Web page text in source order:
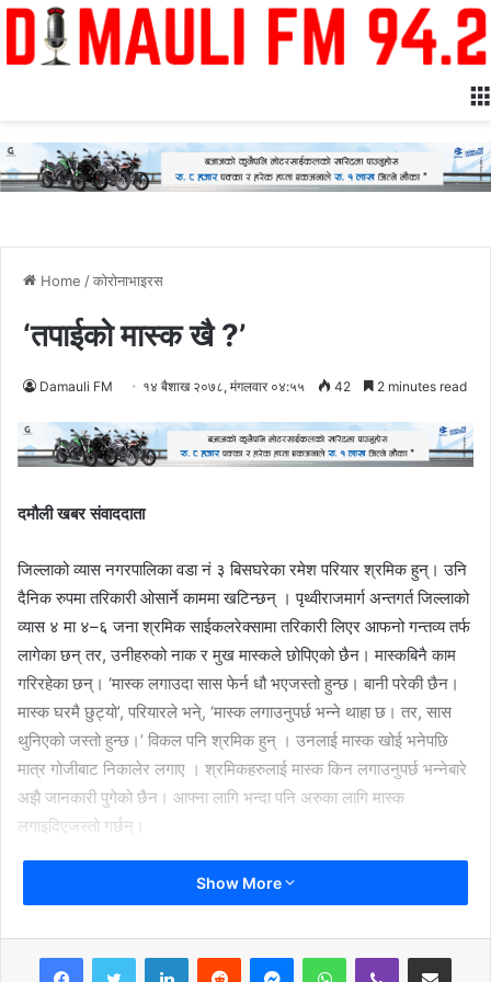
Home /कोरोनाभाइरस
‘तपाईको मास्क खै ?’
Damauli FM १४ बैशाख २०७८, मंगलवार ०४:५५ 42 2 minutes read
दमौली खबर संवाददाता
जिल्लाको व्यास नगरपालिका वडा नं ३ बिसघरेका रमेश परियार श्रमिक हुन्। उनि
दैनिक रुपमा तरिकारी ओसार्ने काममा खटिन्छन् । पृथ्वीराजमार्ग अन्तगर्त जिल्लाको
व्यास ४ मा ४–६ जना श्रमिक साईकलरेक्सामा तरिकारी लिएर आफनो गन्तव्य तर्फ
लागेका छन् तर, उनीहरुको नाक र मुख मास्कले छोपिएको छैन। मास्कबिनै काम
गरिरहेका छन्। ‘मास्क लगाउदा सास फेर्न धौ भएजस्तो हुन्छ। बानी परेकी छैन।
मास्क घरमै छुट्यो’, परियारले भने्, ‘मास्क लगाउनुपर्छ भन्ने थाहा छ। तर, सास
थुनिएको जस्तो हुन्छ।’ विकल पनि श्रमिक हुन् । उनलाई मास्क खोई भनेपछि
मात्र गोजीबाट निकालेर लगाए । श्रमिकहरुलाई मास्क किन लगाउनुपर्छ भन्नेबारे
अझै जानकारी पुगेको छैन। आफ्ना लागि भन्दा पनि अरुका लागि मास्क
लगाइदिएजस्तो गर्छन्।
‘मास्क सबैले अनिवार्य लगाउनुपर्छ भनेर भनिरहेका छौं। अझ समुहमा काम गर्दा त
मास्क लगाउने र दुरी कायम गरेर काम गर्नुपर्छ भनेर बताएका छौं। केहीले नियम
पालना गर्नुहुन्छ। धेरै जसो त अटेरी गरेको जस्तो गर्नुहुन्छ’ स्वास्थ्य कार्यालय
तनहँुका प्रमुख शंखरबाबु अधिकारीले भने । जिल्ला स्वास्थ्य कार्यालय तनहँु र
Show More
LinkedInReddit MessengerWhatsAppViber Share via Email